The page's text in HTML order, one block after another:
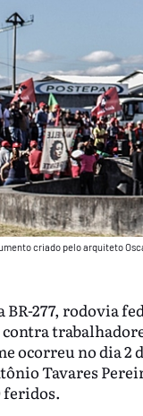
criado pelo arquiteto
277, rodovia
ocorreu no dia
Tavares
feridos.